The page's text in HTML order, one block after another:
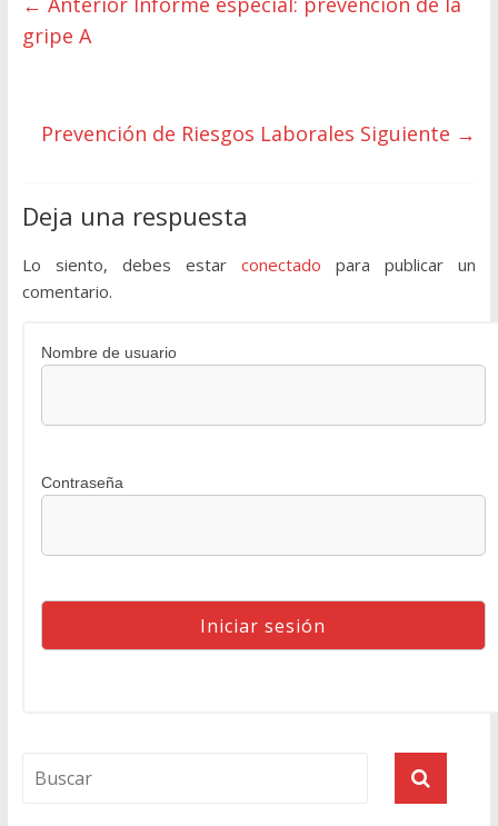
gripe A
Prevención de Riesgos Laborales Siguiente →
Deja una respuesta
Lo siento, debes estarconectado para publicar un
comentario.
Nombre de usuario
Contraseña